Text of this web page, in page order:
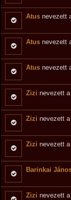
Atus nevezett
Atus nevezett
Atus nevezett
Zizi nevezett a
Zizi nevezett a
Zizi nevezett a
Barinkai
Zizi nevezett a